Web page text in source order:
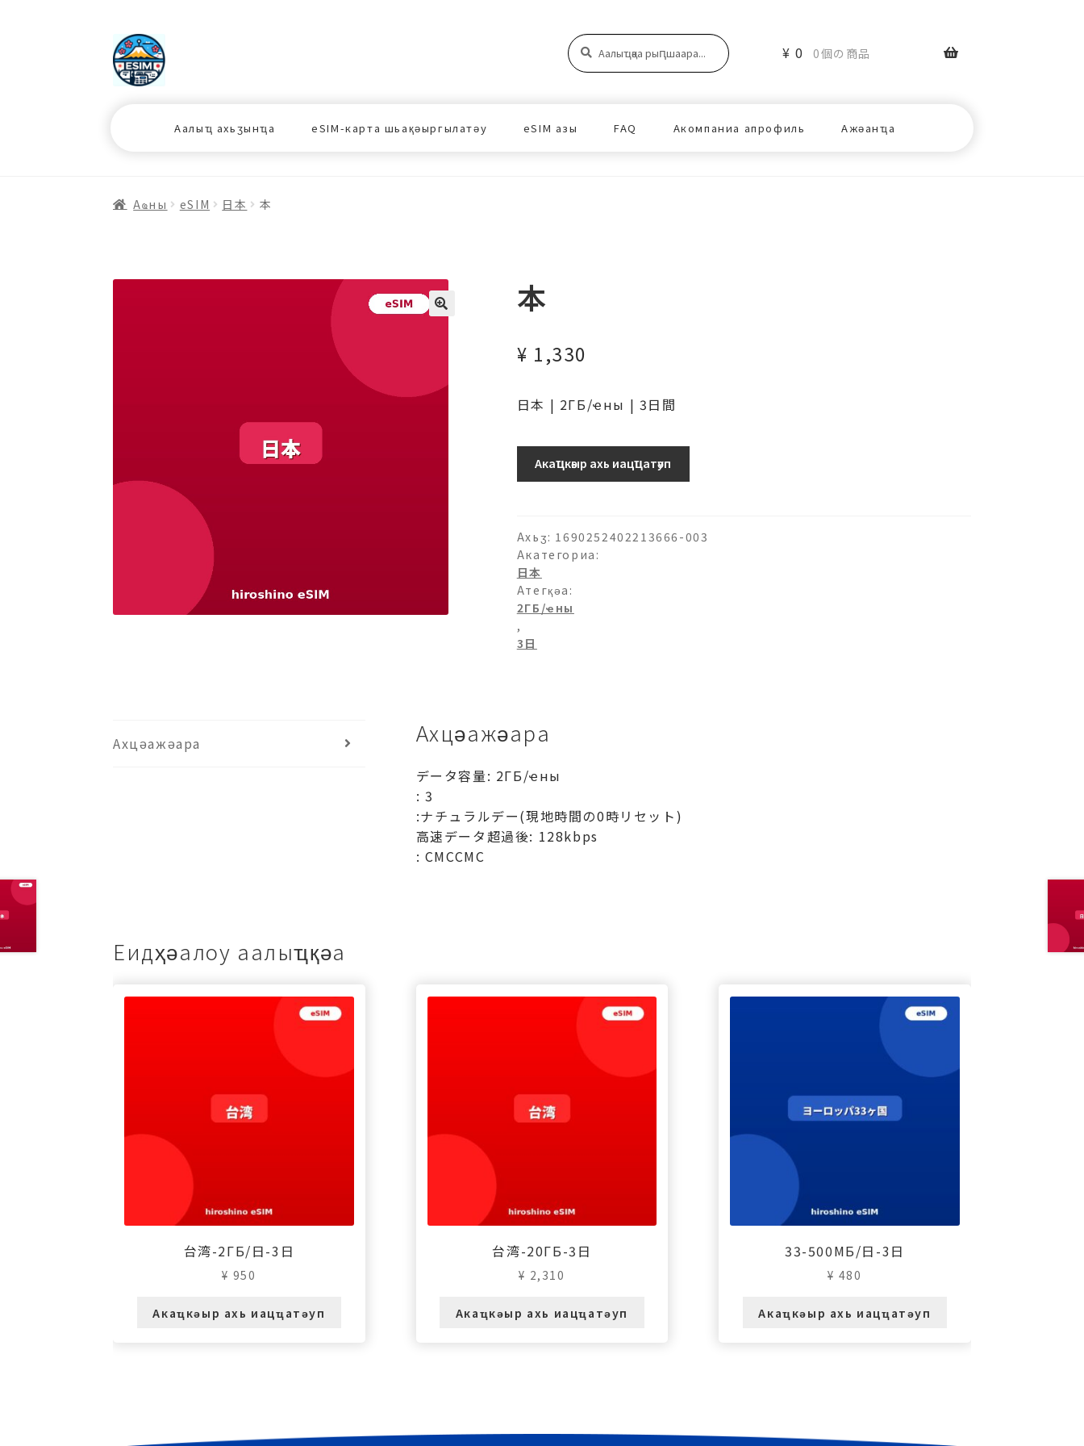
ナ
ビ
ゲ
ス
コ
ン
テ
プ
Аԥшаара:
Аԥшаара
Аалыҵ ахьӡынҵа eSIM-карта шьақәыргылатәу eSIM азы FAQ Акомпаниа апрофиль Ажәанҵа
¥ 0 0個の商品
Аҩны еSIM 日本 本
本
¥ 1,330
日本 | 2ГБ/ҽны | 3日間
ト
バ
ン
ク)
プ
ロ
ン-2ГБ/
日
Акаҵкәыр ахь иацҵатәуп
Ахьӡ: 1690252402213666-003
Акатегориа:
日本
Атегқәа:
2ГБ/ҽны
,
3日
Ахцәажәара Ахцәажәара
データ容量: 2ГБ/ҽны
: 3
:ナチュラルデー(現地時間の0時リセット)
高速データ超過後: 128kbps
: СМССМС
Еидҳәалоу аалыҵқәа
台湾-2ГБ/日-3日
¥ 950
Акаҵкәыр ахь иацҵатәуп
台湾-20ГБ-3日
¥ 2,310
Акаҵкәыр ахь иацҵатәуп
33-500МБ/日-3日
¥ 480
Акаҵкәыр ахь иацҵатәуп